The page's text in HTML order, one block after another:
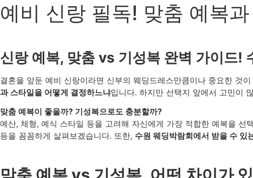
예비 신랑 필독! 맞춤 예복
신랑 예복, 맞춤 vs 기성복 완벽 가이드!
결혼을 앞둔 예비 신랑이라면 신부의 웨딩드레스만큼이나 중요한 것이
과 스타일을 어떻게 결정하느냐입니다. 하지만 선택지 앞에서 고민이
맞춤 예복이 좋을까? 기성복으로도 충분할까?
예산, 체형, 예식 스타일 등을 고려해 자신에게 가장 적합한 예복을 선
등을 꼼꼼하게 살펴보겠습니다. 또한, 수원 웨딩박람회에서 받을 수 있